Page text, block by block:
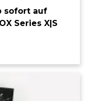
sofort auf
Series X|S